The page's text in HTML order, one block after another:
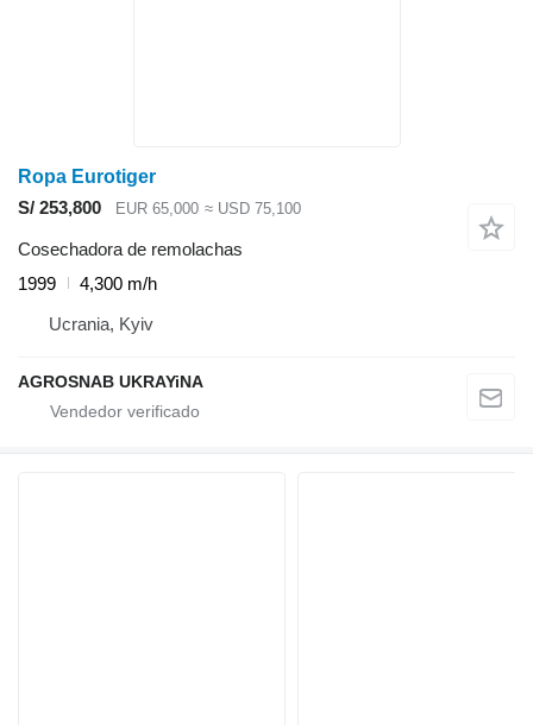
Ropa Eurotiger
S/ 253,800
EUR 65,000 ≈ USD 75,100
Cosechadora de remolachas
1999
4,300 m/h
Ucrania, Kyiv
AGROSNAB UKRAYiNA